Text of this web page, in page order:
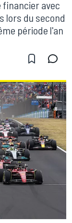
financier avec
lors du second
période l'an